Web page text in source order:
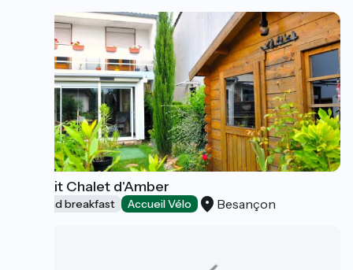
Le Petit Chalet d'Amber
Bed and breakfast Accueil Vélo Besançon